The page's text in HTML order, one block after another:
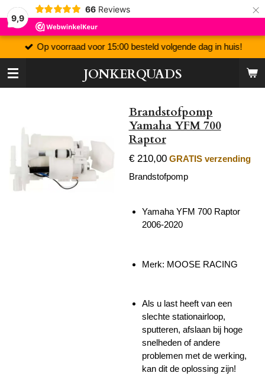
9,9
66 Reviews ×
JONKERQUADS
Op voorraad voor 15:00 besteld volgende dag in huis!
Brandstofpomp
Yamaha YFM 700
Raptor
€ 210,00 GRATIS verzending
Brandstofpomp
Yamaha YFM 700 Raptor
2006-2020
Merk: MOOSE RACING
Als u last heeft van een
slechte stationairloop,
sputteren, afslaan bij hoge
snelheden of andere
problemen met de werking,
kan dit de oplossing zijn!